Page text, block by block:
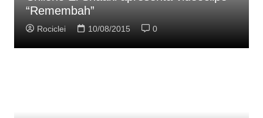
“Remembah”
Rociclei 10/08/2015 0